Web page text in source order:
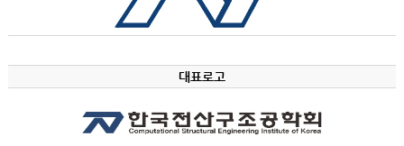
대표로고